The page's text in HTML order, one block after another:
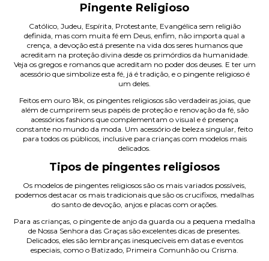
Pingente Religioso
Católico, Judeu, Espírita, Protestante, Evangélica sem religião
definida, mas com muita fé em Deus, enfim, não importa qual a
crença, a devoção está presente na vida dos seres humanos que
acreditam na proteção divina desde os primórdios da humanidade.
Veja os gregos e romanos que acreditam no poder dos deuses. E ter um
acessório que simbolize esta fé, já é tradição, e o pingente religioso é
um deles.
Feitos em ouro 18k, os pingentes religiosos são verdadeiras joias, que
além de cumprirem seus papéis de proteção e renovação da fé, são
acessórios fashions que complementam o visual e é presença
constante no mundo da moda. Um acessório de beleza singular, feito
para todos os públicos, inclusive para crianças com modelos mais
delicados.
Tipos de pingentes religiosos
Os modelos de pingentes religiosos são os mais variados possíveis,
podemos destacar os mais tradicionais que são os crucifixos, medalhas
do santo de devoção, anjos e placas com orações.
Para as crianças, o pingente de anjo da guarda ou a pequena medalha
de Nossa Senhora das Graças são excelentes dicas de presentes.
Delicados, eles são lembranças inesquecíveis em datas e eventos
especiais, como o Batizado, Primeira Comunhão ou Crisma.